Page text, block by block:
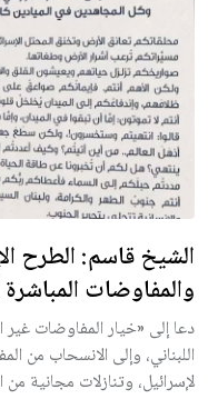
الشيخ قاسم: الطرح
والمفاوضات
دعا إلى «خيار المفاوضات
اللبناني، وإلى الانسحاب من
لإسرائيل، وتنازلات مجانية من